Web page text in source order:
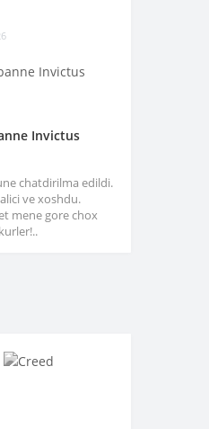
Invictus
chatdirilma edildi.
ve xoshdu.
mene gore chox